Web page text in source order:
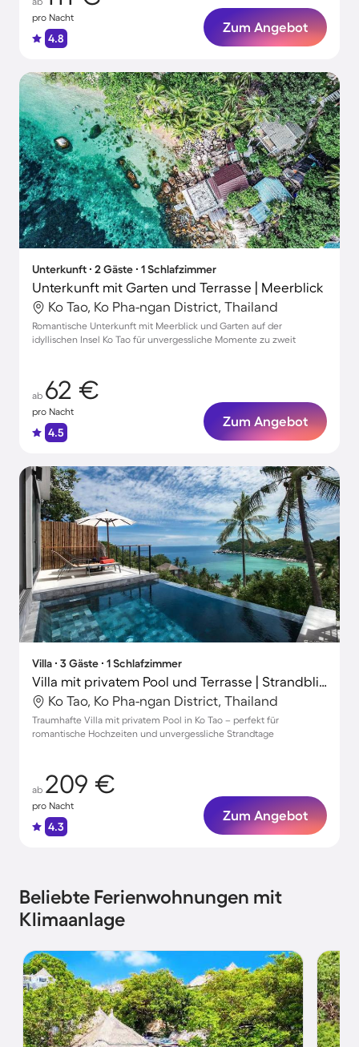
pro Nacht
4.8
Zum Angebot
Unterkunft ∙ 2 Gäste ∙ 1 Schlafzimmer
Unterkunft mit Garten und Terrasse | Meerblick
Ko Tao, Ko Pha-ngan District, Thailand
Romantische Unterkunft mit Meerblick und Garten auf der
idyllischen Insel Ko Tao für unvergessliche Momente zu zweit
ab 62 €
pro Nacht
4.5
Zum Angebot
Villa ∙ 3 Gäste ∙ 1 Schlafzimmer
Villa mit privatem Pool und Terrasse | Strandblick | Strand in der Nähe | Ideal für Homeoffice
Ko Tao, Ko Pha-ngan District, Thailand
Traumhafte Villa mit privatem Pool in Ko Tao – perfekt für
romantische Hochzeiten und unvergessliche Strandtage
ab 209 €
pro Nacht
4.3
Zum Angebot
Beliebte Ferienwohnungen mit
Klimaanlage